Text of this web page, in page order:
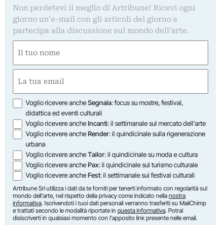
Non perdetevi il meglio di Artribune! Ricevi ogni
giorno un'e-mail con gli articoli del giorno e
partecipa alla discussione sul mondo dell'arte.
(Required)
(Required)
Opzioni
Voglio ricevere ancheSegnala: focus su mostre, festival,
didattica ed eventi culturali
Voglio ricevere ancheIncanti: il settimanale sul mercato dell'arte
Voglio ricevere ancheRender: il quindicinale sulla rigenerazione
urbana
Voglio ricevere ancheTailor: il quindicinale su moda e cultura
Voglio ricevere anchePax: il quindicinale sul turismo culturale
Voglio ricevere ancheFest: il settimanale sui festival culturali
Artribune Srl utilizza i dati da te forniti per tenerti informato con regolarità sul
mondo dell'arte, nel rispetto della privacy come indicato nella nostra
informativa. Iscrivendoti i tuoi dati personali verranno trasferiti su MailChimp
e trattati secondo le modalità riportate in questa informativa. Potrai
disiscriverti in qualsiasi momento con l'apposito link presente nelle email.